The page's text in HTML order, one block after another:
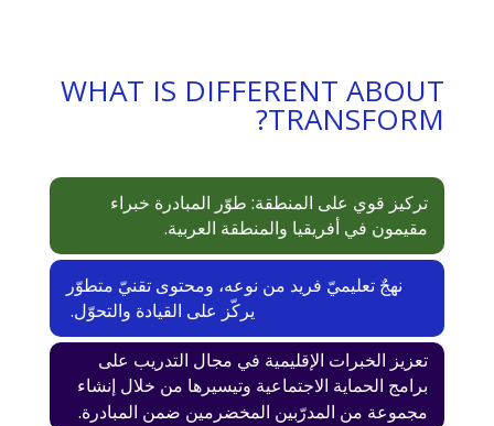
WHAT IS DIFFERENT ABOUT
TRANSFORM?
تركيز قوي على المنطقة: طوّر المبادرة خبراء
مقيمون في أفريقيا والمنطقة العربية.
نهج تعليميّ فريد من نوعه، ومحتوى تقنيّ متطوّر
يركّز على القيادة والتحوّل.
تعزيز الخبرات الإقليمية في مجال التدريب على
برامج الحماية الاجتماعية وتيسيرها من خلال إنشاء
مجموعة من المدرّبين المخضرمين ضمن المبادرة.